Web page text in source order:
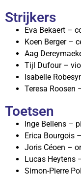
Strijkers
Eva Bekaert –
Koen Berger –
Aag
Tijl Dufour –
Isabelle
Teresa Roosen
Toetsen
Inge Bellens –
Erica Bourgois
Joris Céoen –
Lucas Heytens
Simon-Pierre